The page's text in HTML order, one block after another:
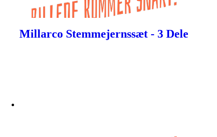
Millarco Stemmejernssæt - 3 Dele